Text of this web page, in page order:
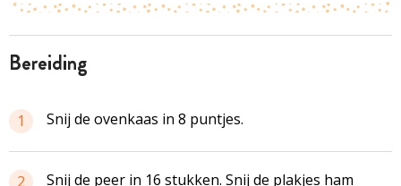
bereiding
1 Snij de ovenkaas in 8 puntjes.
2
Snij de peer in 16 stukken. Snij de plakjes ham